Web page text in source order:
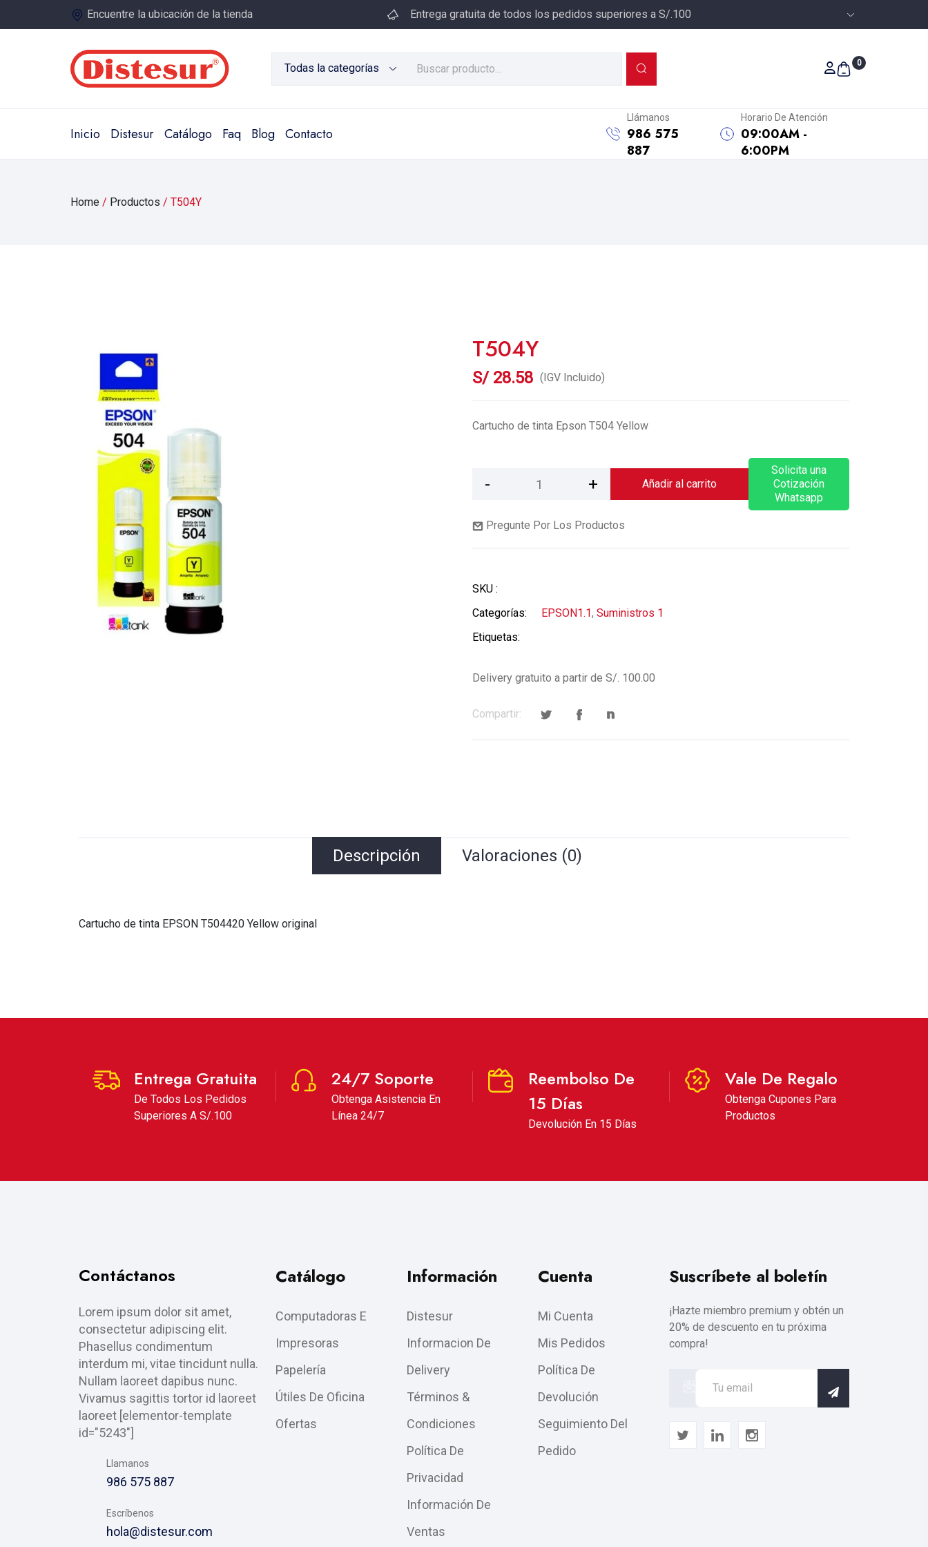
Encuentre la ubicación de la tienda Entrega gratuita de todos los pedidos superiores a S/.100
Todas la categorías 0
Inicio Distesur Catálogo Faq Blog Contacto
Llámanos
986 575
887
Horario De Atención
09:00AM -
6:00PM
Home / Productos / T504Y
T504Y
S/28.58 (IGV Incluido)
Cartucho de tinta Epson T504 Yellow
Añadir al carrito
Solicita una
Cotización
Whatsapp
Pregunte Por Los Productos
SKU :
Categorías:
EPSON1.1, Suministros 1
Etiquetas:
Delivery gratuito a partir de S/. 100.00
Compartir:
Descripción Valoraciones (0)
Cartucho de tinta EPSON T504420 Yellow original
Entrega Gratuita
De Todos Los Pedidos
Superiores A S/.100
24/7 Soporte
Obtenga Asistencia En
Línea 24/7
Reembolso De
15 Días
Devolución En 15 Días
Vale De Regalo
Obtenga Cupones Para
Productos
Contáctanos
Lorem ipsum dolor sit amet,
consectetur adipiscing elit.
Phasellus condimentum
interdum mi, vitae tincidunt nulla.
Nullam laoreet dapibus nunc.
Vivamus sagittis tortor id laoreet
laoreet [elementor-template
id="5243"]
Llamanos
986 575 887
Escríbenos
hola@distesur.com
Catálogo
Computadoras E
Impresoras
Papelería
Útiles De Oficina
Ofertas
Información
Distesur
Informacion De
Delivery
Términos &
Condiciones
Política De
Privacidad
Información De
Ventas
Cuenta
Mi Cuenta
Mis Pedidos
Política De
Devolución
Seguimiento Del
Pedido
Suscríbete al boletín
¡Hazte miembro premium y obtén un
20% de descuento en tu próxima
compra!